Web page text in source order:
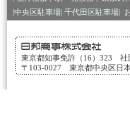
|中央区駐車場| 千代田区駐車場|
東京都知事免許（16）323 社
〒103-0027 東京都中央区日